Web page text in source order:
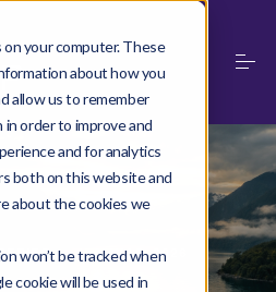
your computer. These
about how you
allow us to remember
order to improve and
and for analytics
both on this website and
about the cookies we
won’t be tracked when
cookie will be used in
· MAY 12, 2026